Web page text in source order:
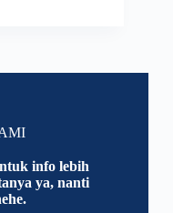
info lebih
ya, nanti